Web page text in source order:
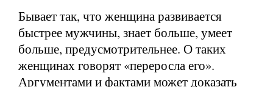
Бывает так, что женщина развивается
быстрее мужчины, знает больше, умеет
больше, предусмотрительнее. О таких
женщинах говорят «переросла его».
Аргументами и фактами может доказать